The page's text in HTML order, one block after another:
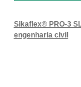
Sikaflex® PRO-3
engenharia civil